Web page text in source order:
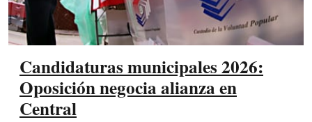
Candidaturas municipales 2026:
Oposición negocia alianza en
Central